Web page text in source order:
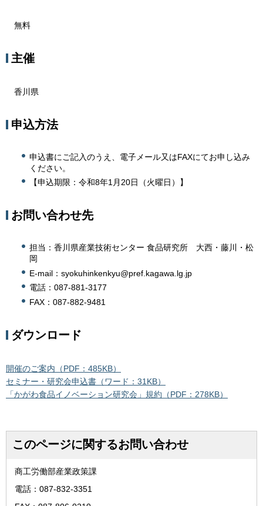
無料
主催
香川県
申込方法
申込書にご記入のうえ、電子メール又はFAXにてお申し込み
ください。
【申込期限：令和8年1月20日（火曜日）】
お問い合わせ先
担当：香川県産業技術センター 食品研究所 大西・藤川・松
岡
E-mail：syokuhinkenkyu@pref.kagawa.lg.jp
電話：087-881-3177
FAX：087-882-9481
ダウンロード
開催のご案内（PDF：485KB）
セミナー・研究会申込書（ワード：31KB）
「かがわ食品イノベーション研究会」規約（PDF：278KB）
このページに関するお問い合わせ
商工労働部産業政策課
電話：087-832-3351